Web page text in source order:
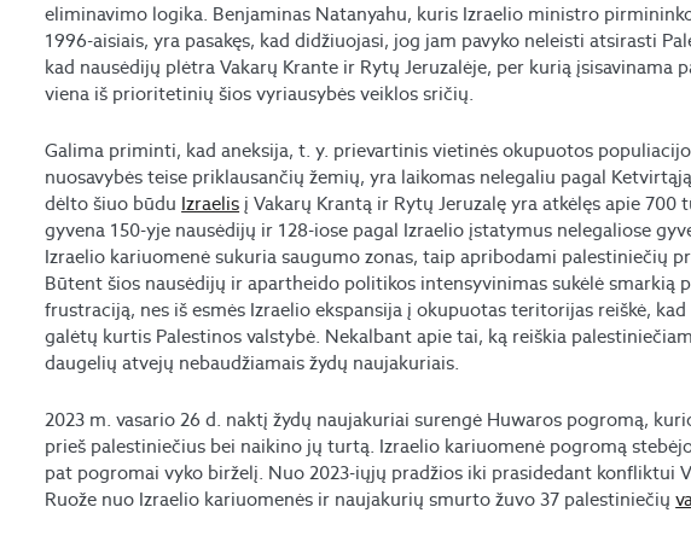
eliminavimo logika. Benjaminas Natanyahu, kuris Izraelio ministro
1996-aisiais, yra pasakęs, kad didžiuojasi, jog jam pavyko neleisti atsirasti
kad nausėdijų plėtra Vakarų Krante ir Rytų Jeruzalėje, per kurią įsisavinama
viena iš prioritetinių šios vyriausybės veiklos sričių.
Galima priminti, kad aneksija, t. y. prievartinis vietinės okupuotos
nuosavybės teise priklausančių žemių, yra laikomas nelegaliu pagal
dėlto šiuo būdu Izraelis į Vakarų Krantą ir Rytų Jeruzalę yra atkėlęs apie
gyvena 150-yje nausėdijų ir 128-iose pagal Izraelio įstatymus nelegaliose
Izraelio kariuomenė sukuria saugumo zonas, taip apribodami palestiniečių
Būtent šios nausėdijų ir apartheido politikos intensyvinimas sukėlė smarkią
frustraciją, nes iš esmės Izraelio ekspansija į okupuotas teritorijas reiškė,
galėtų kurtis Palestinos valstybė. Nekalbant apie tai, ką reiškia
daugelių atvejų nebaudžiamais žydų naujakuriais.
2023 m. vasario 26 d. naktį žydų naujakuriai surengė Huwaros pogromą,
prieš palestiniečius bei naikino jų turtą. Izraelio kariuomenė pogromą
pat pogromai vyko birželį. Nuo 2023-iųjų pradžios iki prasidedant konfliktui
Ruože nuo Izraelio kariuomenės ir naujakurių smurto žuvo 37 palestiniečių